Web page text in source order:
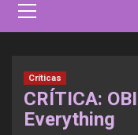
primario
Críticas
CRÍTICA:
Everything